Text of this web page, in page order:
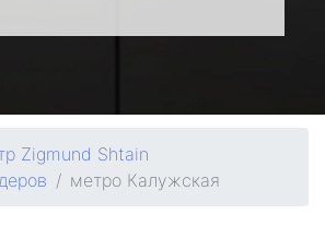
Zigmund Shtain
метро Калужская